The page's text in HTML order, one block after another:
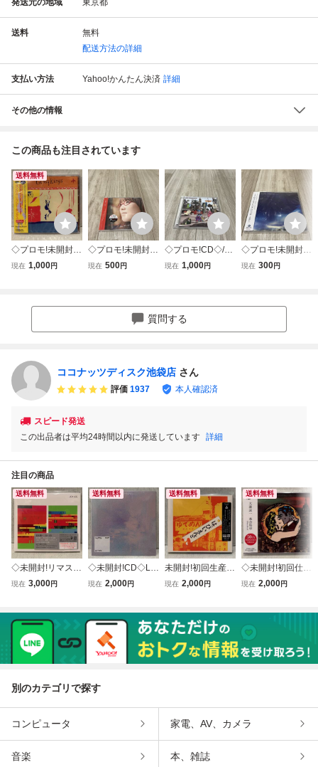
発送元の地域 東京都
送料
無料
配送方法の詳細
支払い方法 Yahoo!かんたん決済 詳細
その他の情報
この商品も注目されています
送料無料
◇プロモ!未開封!C
D◇ジプシー・キ
現在 1,000円
◇プロモ!未開封!C
D◇/◆奥華子◆廃
現在 500円
◇プロモ!CD◇/◆
LOVEPSYCHEDE
NEY◆
現在 1,000円
◇プロモ!未開封!C
D◇/◆JAYWALK
現在 300円
質問する
ココナッツディスク池袋店 さん
評価 1937 本人確認済
スピード発送
この出品者は平均24時間以内に発送しています 詳細
注目の商品
送料無料
◇未開封!リマスタ
ー盤!2CD◇坂本龍
CL-13615/6/2024
年 プロモ盤 見本
品 現代音楽 YMO
ピアノ 邦楽
現在 3,000円
送料無料
◇未開封!CD◇LA
USBUB / Romp F
プロモ ウスバブ F
ar East Techno El
ectronic New Wav
e サカナクション
現在 2,000円
送料無料
未開封!初回生産限
定盤!CD はっぴい
3年リマスター Blu
-spec CD2 ゆでめ
ん 大瀧詠一 細野
晴臣 松本隆 鈴木
現在 2,000円
送料無料
◇未開封!初回仕様
通常盤!2CD◇大瀧
L 12345~6/2022
年 大滝 細野晴臣
松本隆 鈴木茂
現在 2,000円
別のカテゴリで探す
コンピュータ 家電、AV、カメラ
音楽 本、雑誌